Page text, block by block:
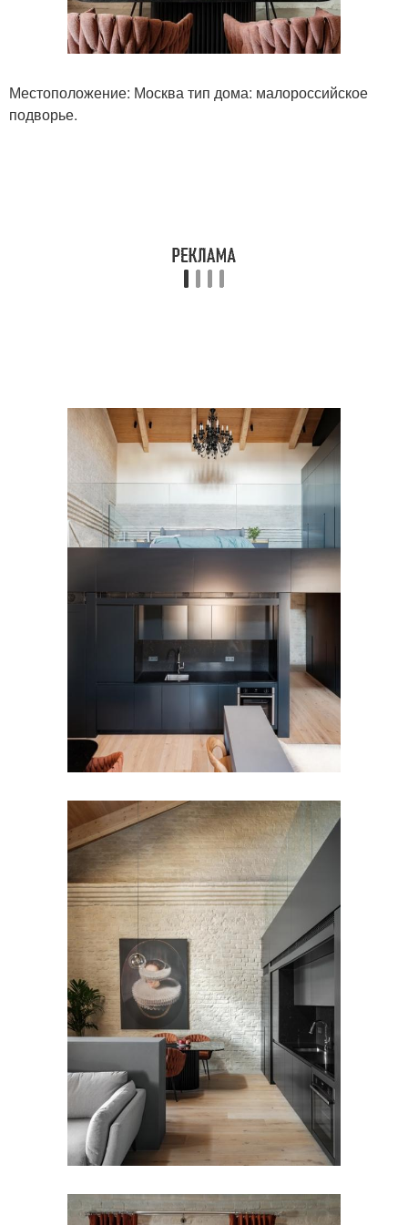
Местоположение: Москва тип дома: малороссийское
подворье.